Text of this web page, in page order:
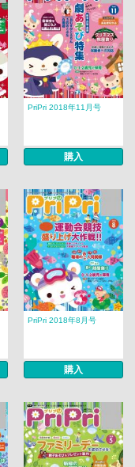
PriPri 2018年11月号
購入
PriPri 2018年8月号
購入